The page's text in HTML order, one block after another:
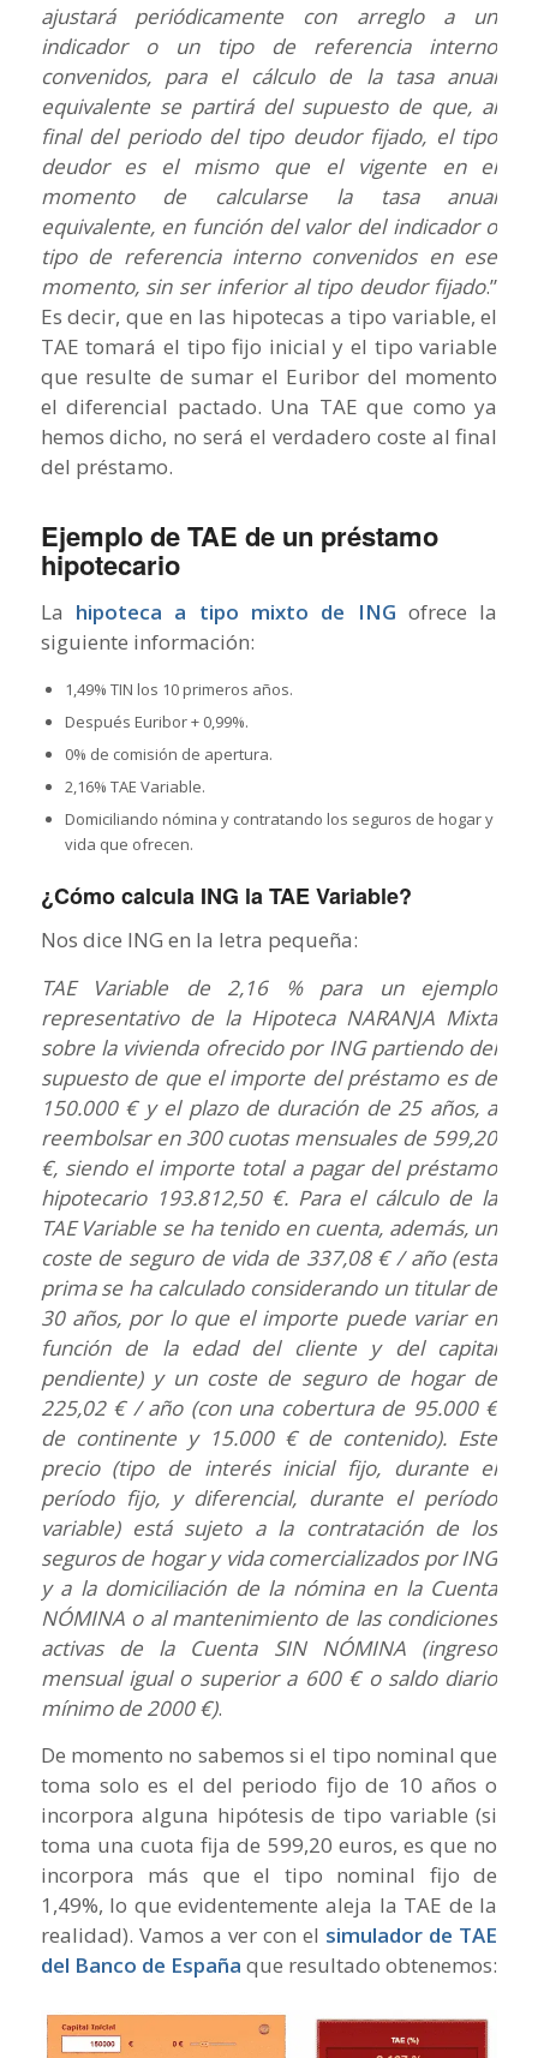
ajustará periódicamente con arreglo a un
indicador o un tipo de referencia interno
convenidos, para el cálculo de la tasa anual
equivalente se partirá del supuesto de que, al
final del periodo del tipo deudor fijado, el tipo
deudor es el mismo que el vigente en el
momento de calcularse la tasa anual
equivalente, en función del valor del indicador o
tipo de referencia interno convenidos en ese
momento, sin ser inferior al tipo deudor fijado.”
Es decir, que en las hipotecas a tipo variable, el
TAE tomará el tipo fijo inicial y el tipo variable
que resulte de sumar el Euribor del momento
el diferencial pactado. Una TAE que como ya
hemos dicho, no será el verdadero coste al final
del préstamo.
Ejemplo de TAE de un préstamo
hipotecario
La hipoteca a tipo mixto de ING ofrece la
siguiente información:
1,49% TIN los 10 primeros años.
Después Euribor + 0,99%.
0% de comisión de apertura.
2,16% TAE Variable.
Domiciliando nómina y contratando los seguros de hogar y
vida que ofrecen.
¿Cómo calcula ING la TAE Variable?
Nos dice ING en la letra pequeña:
TAE Variable de 2,16 % para un ejemplo
representativo de la Hipoteca NARANJA Mixta
sobre la vivienda ofrecido por ING partiendo del
supuesto de que el importe del préstamo es de
150.000 € y el plazo de duración de 25 años, a
reembolsar en 300 cuotas mensuales de 599,20
€, siendo el importe total a pagar del préstamo
hipotecario 193.812,50 €. Para el cálculo de la
TAE Variable se ha tenido en cuenta, además, un
coste de seguro de vida de 337,08 € / año (esta
prima se ha calculado considerando un titular de
30 años, por lo que el importe puede variar en
función de la edad del cliente y del capital
pendiente) y un coste de seguro de hogar de
225,02 € / año (con una cobertura de 95.000 €
de continente y 15.000 € de contenido). Este
precio (tipo de interés inicial fijo, durante el
período fijo, y diferencial, durante el período
variable) está sujeto a la contratación de los
seguros de hogar y vida comercializados por ING
y a la domiciliación de la nómina en la Cuenta
NÓMINA o al mantenimiento de las condiciones
activas de la Cuenta SIN NÓMINA (ingreso
mensual igual o superior a 600 € o saldo diario
mínimo de 2000 €).
De momento no sabemos si el tipo nominal que
toma solo es el del periodo fijo de 10 años o
incorpora alguna hipótesis de tipo variable (si
toma una cuota fija de 599,20 euros, es que no
incorpora más que el tipo nominal fijo de
1,49%, lo que evidentemente aleja la TAE de la
realidad). Vamos a ver con el simulador de TAE
del Banco de España que resultado obtenemos: